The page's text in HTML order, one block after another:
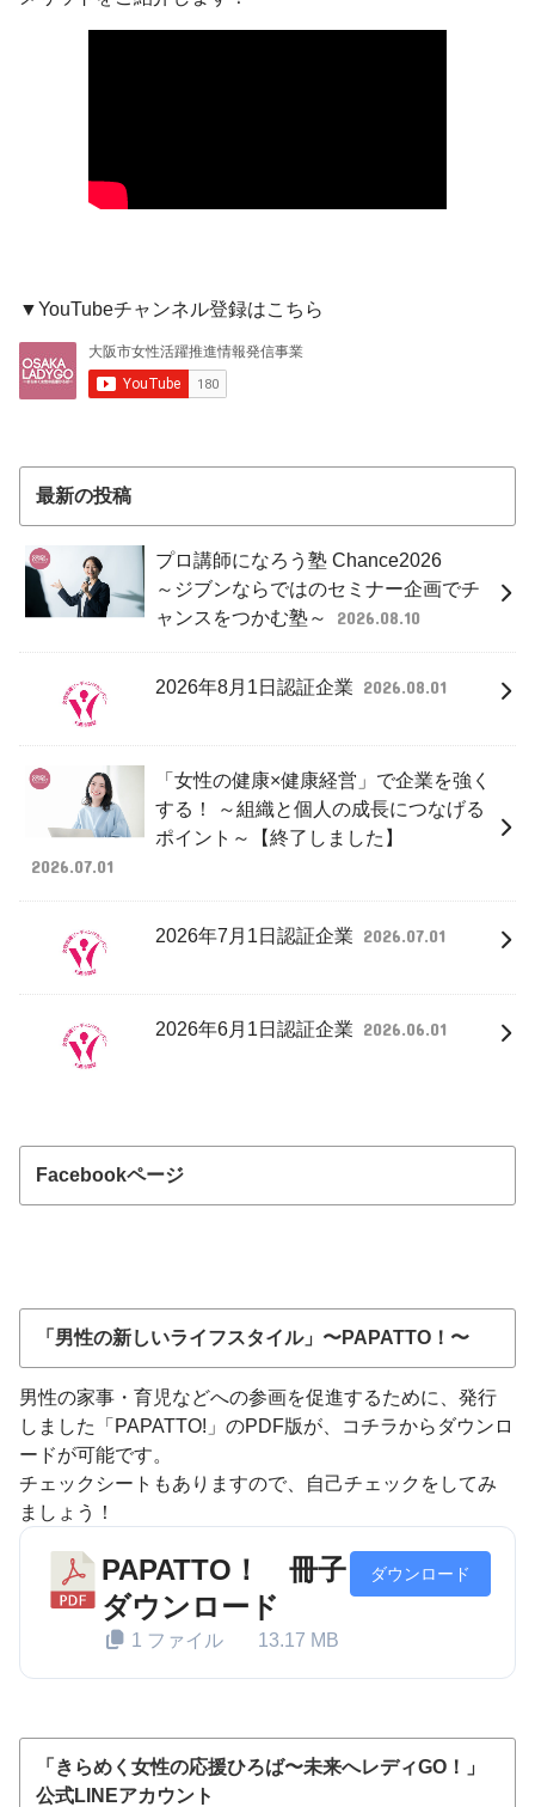
▼YouTubeチャンネル登録はこちら
最新の投稿
プロ講師になろう塾 Chance2026
～ジブンならではのセミナー企画でチ
ャンスをつかむ塾～
2026.08.10
2026年8月1日認証企業 2026.08.01
「女性の健康×健康経営」で企業を強く
する！ ～組織と個人の成長につなげる
ポイント～【終了しました】
2026.07.01
2026年7月1日認証企業 2026.07.01
2026年6月1日認証企業 2026.06.01
Facebookページ
「男性の新しいライフスタイル」〜PAPATTO！〜
男性の家事・育児などへの参画を促進するために、発行
しました「PAPATTO!」のPDF版が、コチラからダウンロ
ードが可能です。
チェックシートもありますので、自己チェックをしてみ
ましょう！
PAPATTO！ 冊子
ダウンロード
1 ファイル 13.17 MB
ダウンロード
「きらめく女性の応援ひろば〜未来へレディGO！」
公式LINEアカウント